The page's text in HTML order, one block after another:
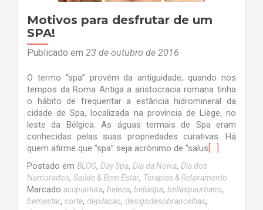
Motivos para desfrutar de um
SPA!
Publicado em 23 de outubro de 2016
O termo “spa” provém da antiguidade, quando nos
tempos da Roma Antiga a aristocracia romana tinha
o hábito de frequentar a estância hidromineral da
cidade de Spa, localizada na província de Liège, no
leste da Bélgica. As águas termais de Spa eram
conhecidas pelas suas propriedades curativas. Há
quem afirme que “spa” seja acrônimo de “salus[…]
Postado em BLOG, Day Spa, Dia da Noiva, Dia dos
Namorados, Saúde & Bem Estar, Terapias & Relaxamento
Marcado acupuntura, beleza, bellaspa, bellaspaurbano,
bemestar, corte, depilacao, designdesobrancelhas,